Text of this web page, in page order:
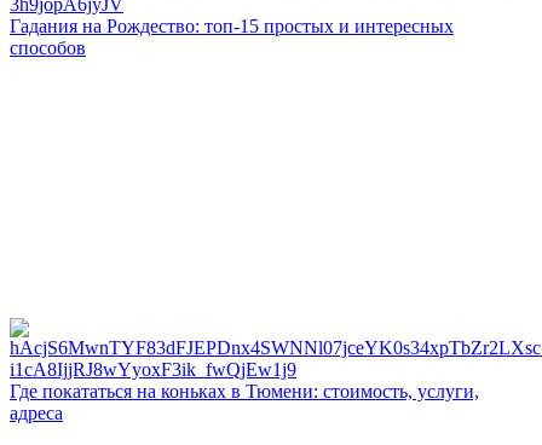
Гадания на Рождество: топ-15 простых и интересных
способов
Где покататься на коньках в Тюмени: стоимость, услуги,
адреса